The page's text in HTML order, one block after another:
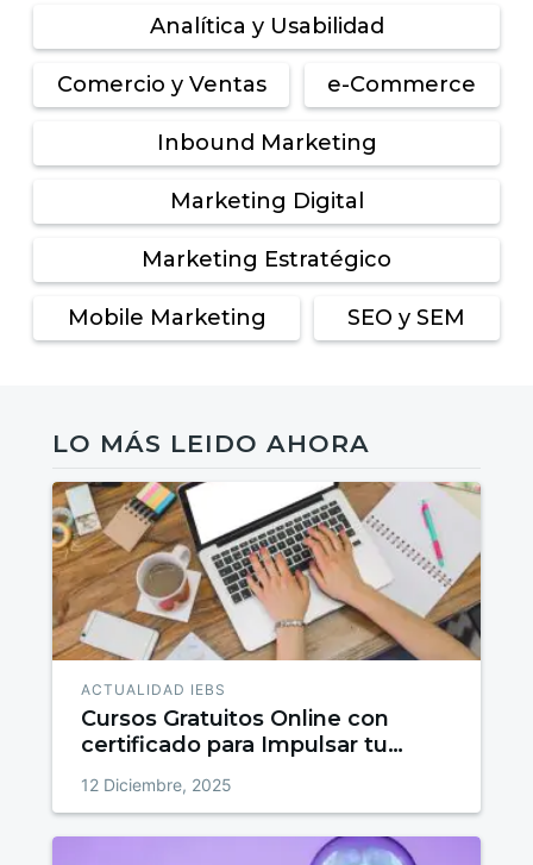
Analítica y Usabilidad
Comercio y Ventas e-Commerce
Inbound Marketing
Marketing Digital
Marketing Estratégico
Mobile Marketing SEO y SEM
LO MÁS LEIDO AHORA
ACTUALIDAD IEBS
Cursos Gratuitos Online con
certificado para Impulsar tu
12 Diciembre, 2025